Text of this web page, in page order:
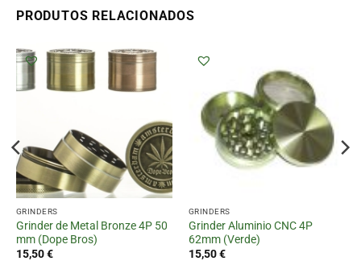
PRODUTOS RELACIONADOS
GRINDERS
Grinder de Metal Bronze 4P 50
mm (Dope Bros)
15,50€
GRINDERS
Grinder Aluminio CNC 4P
62mm (Verde)
15,50€